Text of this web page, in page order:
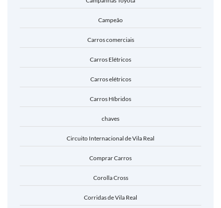
Campeão
Carros comerciais
Carros Elétricos
Carros elétricos
Carros Híbridos
chaves
Circuito Internacional de Vila Real
Comprar Carros
Corolla Cross
Corridas de Vila Real